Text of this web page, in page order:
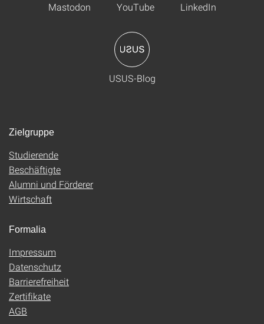
Mastodon YouTube LinkedIn
USUS-Blog
Zielgruppe
Studierende
Beschäftigte
Alumni und Förderer
Wirtschaft
Formalia
Impressum
Datenschutz
Barrierefreiheit
Zertifikate
AGB